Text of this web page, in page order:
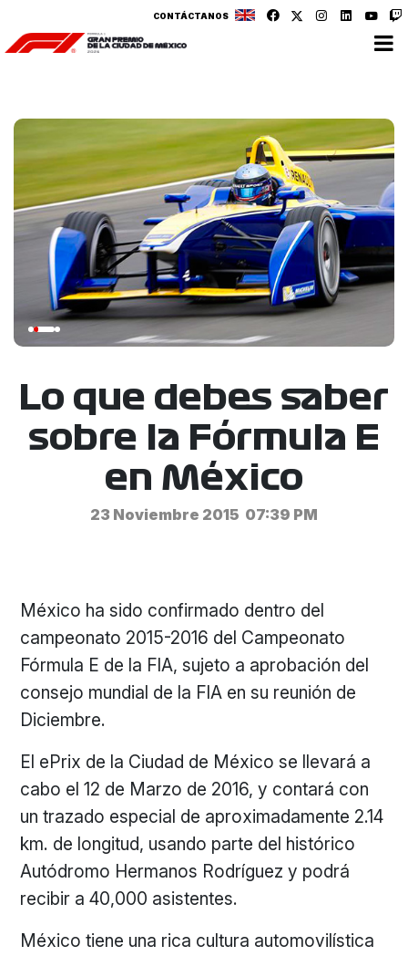
CONTÁCTANOS
Lo que debes saber
sobre la Fórmula E
en México
23 Noviembre 2015 07:39 PM
México ha sido confirmado dentro del
campeonato 2015-2016 del Campeonato
Fórmula E de la FIA, sujeto a aprobación del
consejo mundial de la FIA en su reunión de
Diciembre.
El ePrix de la Ciudad de México se llevará a
cabo el 12 de Marzo de 2016, y contará con
un trazado especial de aproximadamente 2.14
km. de longitud, usando parte del histórico
Autódromo Hermanos Rodríguez y podrá
recibir a 40,000 asistentes.
México tiene una rica cultura automovilística